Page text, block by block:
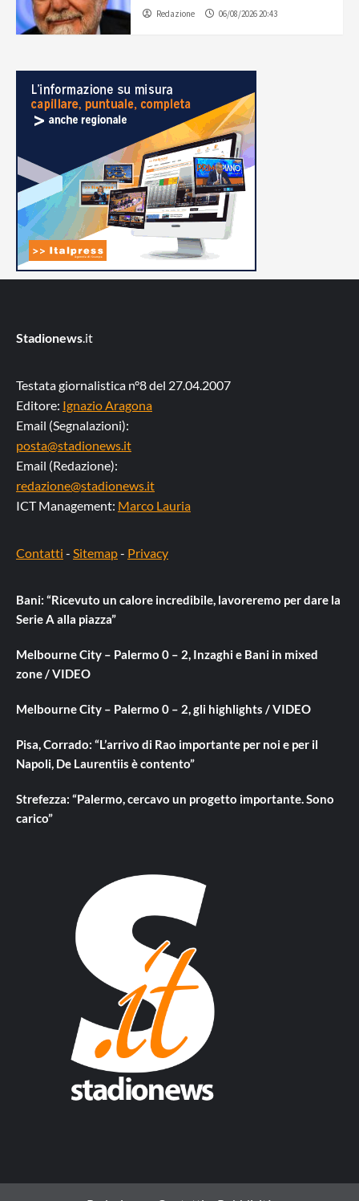
Redazione 06/08/2026 20:43
Stadionews.it
Testata giornalistica n°8 del 27.04.2007
Editore: Ignazio Aragona
Email (Segnalazioni):
posta@stadionews.it
Email (Redazione):
redazione@stadionews.it
ICT Management: Marco Lauria
Contatti - Sitemap- Privacy
Bani: “Ricevuto un calore incredibile, lavoreremo per dare la
Serie A alla piazza”
Melbourne City – Palermo 0 – 2, Inzaghi e Bani in mixed
zone / VIDEO
Melbourne City – Palermo 0 – 2, gli highlights / VIDEO
Pisa, Corrado: “L’arrivo di Rao importante per noi e per il
Napoli, De Laurentiis è contento”
Strefezza: “Palermo, cercavo un progetto importante. Sono
carico”